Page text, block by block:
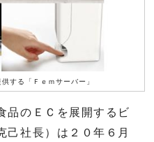
する「Ｆｅｍサーバー」
のＥＣを展開するビ
己社長）は２０年６月